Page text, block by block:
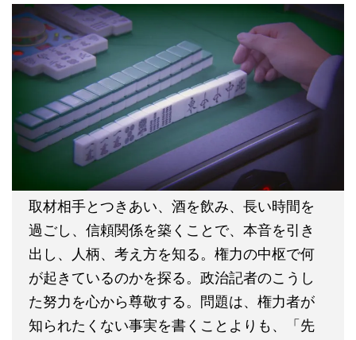
取材相手とつきあい、酒を飲み、長い時間を
過ごし、信頼関係を築くことで、本音を引き
出し、人柄、考え方を知る。権力の中枢で何
が起きているのかを探る。政治記者のこうし
た努力を心から尊敬する。問題は、権力者が
知られたくない事実を書くことよりも、「先